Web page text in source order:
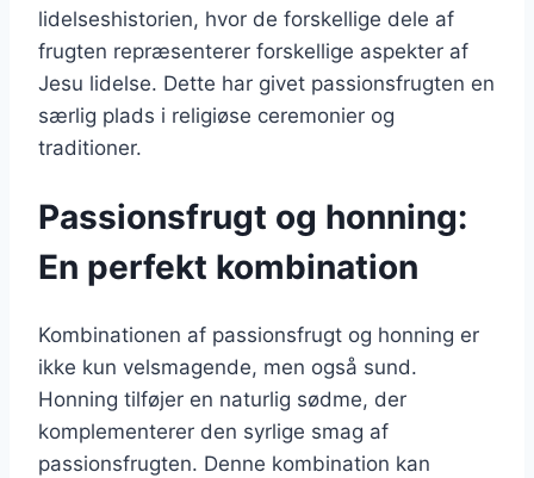
lidelseshistorien, hvor de forskellige dele af
frugten repræsenterer forskellige aspekter af
Jesu lidelse. Dette har givet passionsfrugten en
særlig plads i religiøse ceremonier og
traditioner.
Passionsfrugt og honning:
En perfekt kombination
Kombinationen af passionsfrugt og honning er
ikke kun velsmagende, men også sund.
Honning tilføjer en naturlig sødme, der
komplementerer den syrlige smag af
passionsfrugten. Denne kombination kan